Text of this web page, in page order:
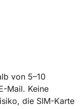
von 5–10
Mail. Keine
die SIM-Karte